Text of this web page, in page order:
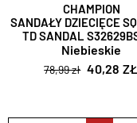
CHAMPION
SANDAŁY DZIECIĘCE
TD SANDAL
Niebieskie
78,99 zł 40,28 ZŁ